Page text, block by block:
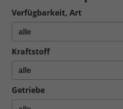
Verfügbarkeit, Art
Kraftstoff
Getriebe